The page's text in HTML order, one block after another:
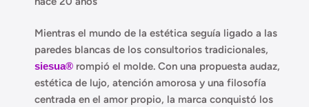
Mientras el mundo de la estética seguía ligado a las
paredes blancas de los consultorios tradicionales,
siesua® rompió el molde. Con una propuesta audaz,
estética de lujo, atención amorosa y una filosofía
centrada en el amor propio, la marca conquistó los